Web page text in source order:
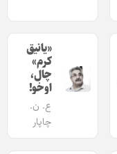
«یانیق
کرم»
چال،
اوخو!
ع. ن.
چاپار